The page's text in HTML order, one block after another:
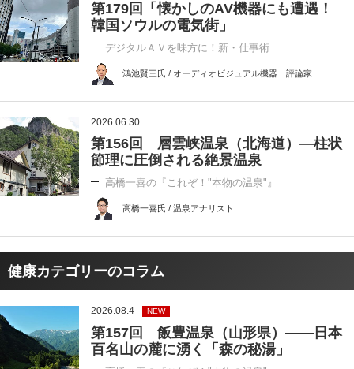
第179回「懐かしのAV機器にも遭遇！
韓国ソウルの電気街」
デジタルＡＶを味方に！新・仕事術
鴻池賢三氏 / オーディオビジュアル機器 評論家
2026.06.30
第156回 層雲峡温泉（北海道）―柱状
節理に圧倒される絶景温泉
高橋一喜の『これぞ！"本物の温泉"』
高橋一喜氏 / 温泉アナリスト
健康カテゴリーのコラム
2026.08.4 NEW
第157回 飯豊温泉（山形県）――日本
百名山の麓に湧く「森の秘湯」